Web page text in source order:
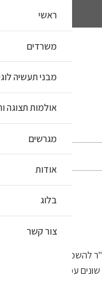
ראשי
משרדים
מבני תעשיה
אולמות תצוגה
מגרשים
אודות
בלוג
צור קשר
תצוגה וחנויות קומת קרקע, כ- 200 מ"ר להשכרה בתל אביב,
עפ"י צריכת